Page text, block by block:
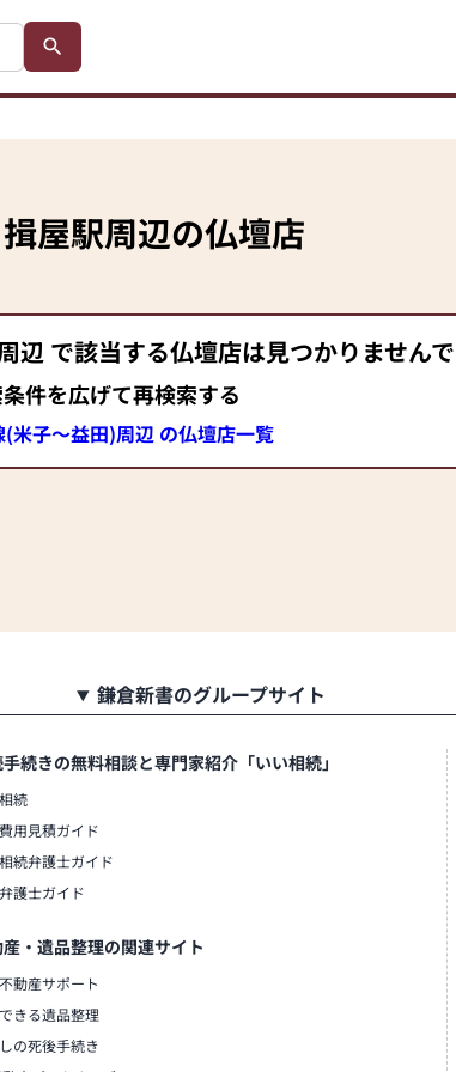
揖屋駅周辺の仏壇店
辺 で該当する仏壇店は見つかりませんで
件を広げて再検索する
米子～益田)周辺 の仏壇店一覧
鎌倉新書のグループサイト
続きの無料相談と専門家紹介「いい相続」
続
用見積ガイド
続弁護士ガイド
護士ガイド
・遺品整理の関連サイト
動産サポート
きる遺品整理
の死後手続き